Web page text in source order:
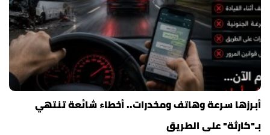
أبرزها سرعة وهاتف ومخدرات.. أخطاء شائعة تنتهي
بـ"كارثة" على الطريق